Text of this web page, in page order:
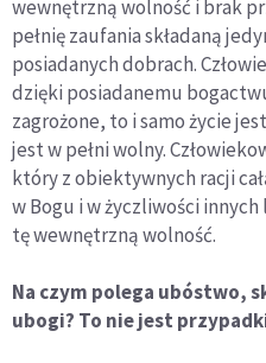
wewnętrzną wolność i brak
pełnię zaufania składaną
posiadanych dobrach.
dzięki posiadanemu
zagrożone, to i samo życie
jest w pełni wolny.
który z obiektywnych racji
w Bogu i w życzliwości
tę wewnętrzną wolność.
Na czym polega ubóstwo,
ubogi? To nie jest